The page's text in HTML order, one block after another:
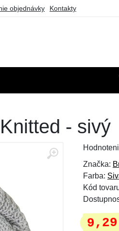
objednávky Kontakty
- sivý
Značka:
Farba:
Kód